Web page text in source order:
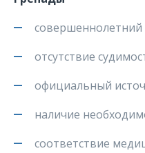
cовершеннолетний
отсутствие
официальный
наличие
соответствие